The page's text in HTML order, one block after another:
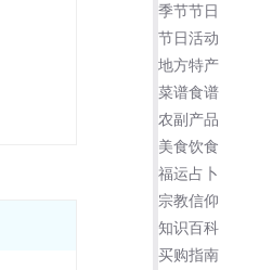
季节节日
节日活动
地方特产
菜谱食谱
农副产品
美食饮食
福运占卜
宗教信仰
知识百科
买购指南